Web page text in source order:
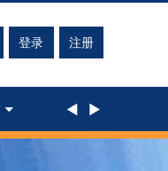
登录 注册
◄ ►